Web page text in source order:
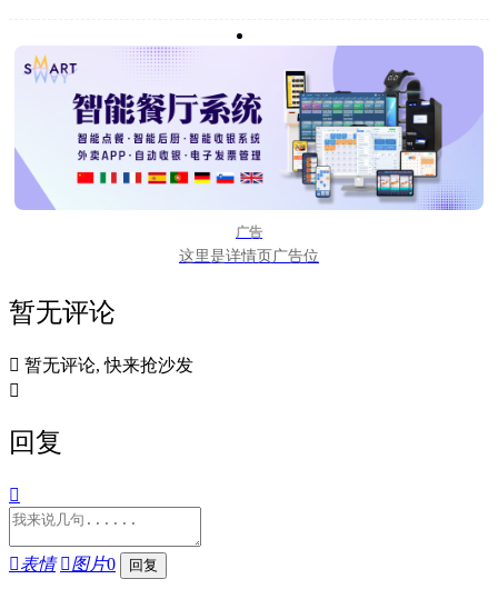
广告
这里是详情页广告位
暂无评论
 暂无评论, 快来抢沙发

回复

表情 图片0